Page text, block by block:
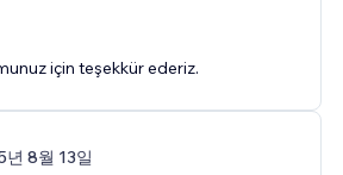
için teşekkür ederiz.
년 8월 13일